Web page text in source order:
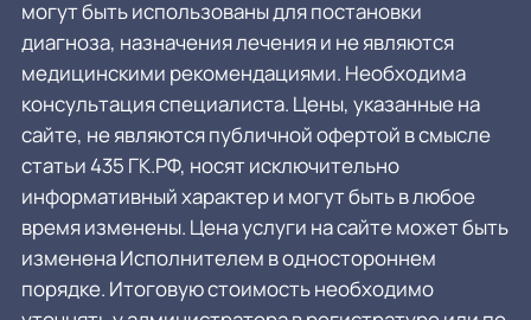
могут быть использованы для постановки
диагноза, назначения лечения и не являются
медицинскими рекомендациями. Необходима
консультация специалиста. Цены, указанные на
сайте, не являются публичной офертой в смысле
статьи 435 ГК.РФ, носят исключительно
информативный характер и могут быть в любое
время изменены. Цена услуги на сайте может быть
изменена Исполнителем в одностороннем
порядке. Итоговую стоимость необходимо